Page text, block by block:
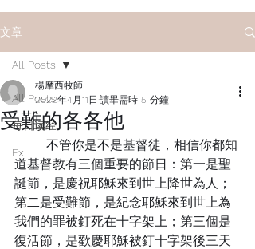
文章
All Posts
每日读经
Ex
All Posts
受難的各各他
楊摩西牧師
2022年4月11日 讀畢需時 5 分鐘
道基督教有三個重要的節日：第一是聖
誕節，是慶祝耶穌來到世上降世為人；
第二是受難節，是紀念耶穌來到世上為
我們的罪被釘死在十字架上；第三個是
復活節，是歡慶耶穌被釘十字架後三天